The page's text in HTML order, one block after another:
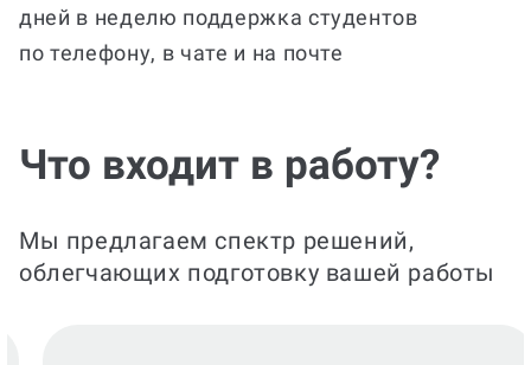
дней в неделю поддержка студентов
по телефону, в чате и на почте
Что входит в работу?
Мы предлагаем спектр решений,
облегчающих подготовку вашей работы